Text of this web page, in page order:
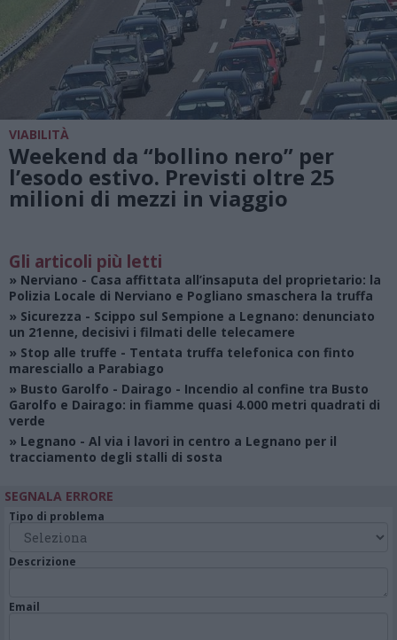
VIABILITÀ
Weekend da “bollino nero” per
l’esodo estivo. Previsti oltre 25
milioni di mezzi in viaggio
Gli articoli più letti
» Nerviano - Casa affittata all’insaputa del proprietario: la
Polizia Locale di Nerviano e Pogliano smaschera la truffa
» Sicurezza - Scippo sul Sempione a Legnano: denunciato
un 21enne, decisivi i filmati delle telecamere
» Stop alle truffe - Tentata truffa telefonica con finto
maresciallo a Parabiago
» Busto Garolfo - Dairago - Incendio al confine tra Busto
Garolfo e Dairago: in fiamme quasi 4.000 metri quadrati di
verde
» Legnano - Al via i lavori in centro a Legnano per il
tracciamento degli stalli di sosta
SEGNALA ERRORE
Tipo di problema
Descrizione
Email